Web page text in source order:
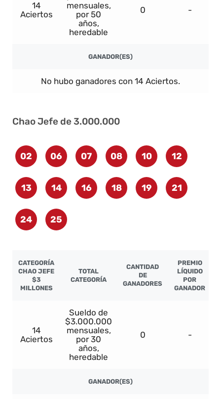
14
Aciertos
mensuales,
por 50
años,
heredable
0 -
GANADOR(ES)
No hubo ganadores con 14 Aciertos.
Chao Jefe de 3.000.000
02 06 07 08 10 12
13 14 16 18 19 21
24 25
CATEGORÍA
CHAO JEFE
$3
MILLONES
TOTAL
CATEGORÍA
CANTIDAD
DE
GANADORES
PREMIO
LÍQUIDO
POR
GANADOR
14
Aciertos
Sueldo de
$3.000.000
mensuales,
por 30
años,
heredable
0 -
GANADOR(ES)